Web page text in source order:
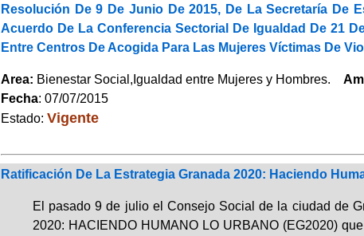
Resolución De 9 De Junio De 2015, De La Secretaría De
Acuerdo De La Conferencia Sectorial De Igualdad De 21
Entre Centros De Acogida Para Las Mujeres Víctimas De
Area: Bienestar Social,Igualdad entre Mujeres y Hombres.
Fecha: 07/07/2015
Estado: Vigente
Ratificación De La Estrategia Granada 2020: Haciendo
El pasado 9 de julio el Consejo Social de la ciudad de
2020: HACIENDO HUMANO LO URBANO (EG2020)